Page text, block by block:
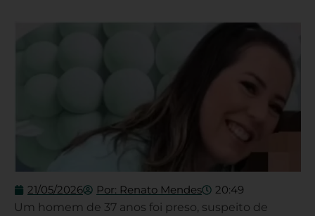
21/05/2026 Por: Renato Mendes 20:49
Um homem de 37 anos foi preso, suspeito de